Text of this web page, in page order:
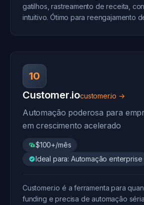
gatilhos, rastreamento de receita,
intuitivo. Ótimo para reengajamento
10
Customer.iocustomer.io →
Automação poderosa para
em crescimento acelerado
$100+/mês
Ideal para: Automação enterprise
Customer.io é a ferramenta para
funding e precisa de automação